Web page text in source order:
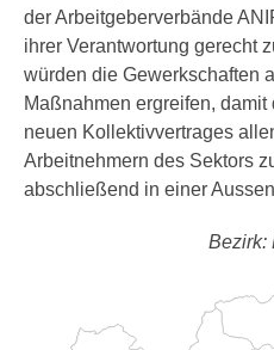
der Arbeitgeberverbände
ihrer Verantwortung gerecht
würden die Gewerkschaften
Maßnahmen ergreifen,
neuen Kollektivvertrages
Arbeitnehmern des Sektors
abschließend in einer
Bezirk: